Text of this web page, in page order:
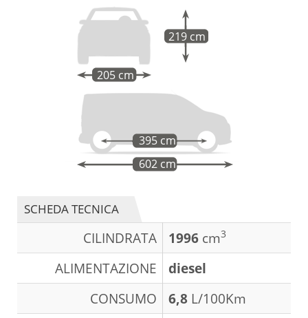
205 cm
219 cm
602 cm
395 cm
SCHEDA TECNICA
CILINDRATA 1996 cm3
ALIMENTAZIONE
diesel
CONSUMO
6,8 L/100Km